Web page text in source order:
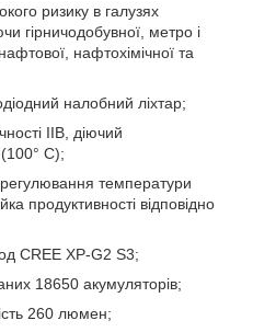
ризику в галузях
гірничодобувної, метро і
нафтохімічної та
налобний ліхтар;
IIB, діючий
C);
температури
продуктивності відповідно
CREE XP-G2 S3;
18650 акумуляторів;
260 люмен;